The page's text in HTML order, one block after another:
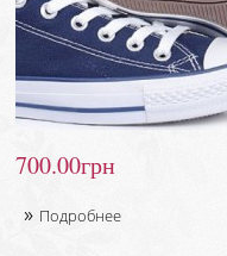
700.00грн
Подробнее